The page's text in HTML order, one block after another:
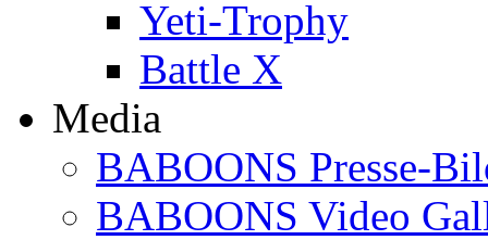
Yeti-Trophy
Battle X
Media
BABOONS Presse-
BABOONS Video